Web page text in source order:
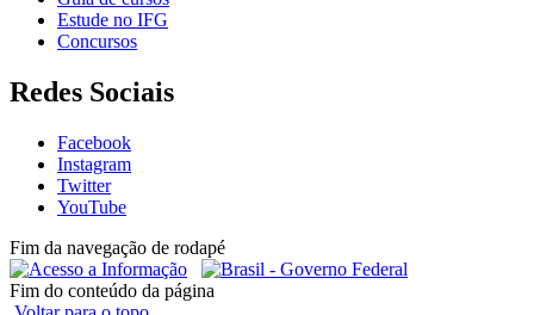
Estude no IFG
Concursos
Redes Sociais
Facebook
Instagram
Twitter
YouTube
Fim da navegação de rodapé
Fim do conteúdo da página